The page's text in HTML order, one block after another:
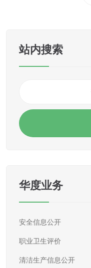
站内搜索
华度业务
安全信息公开
职业卫生评价
清洁生产信息公开